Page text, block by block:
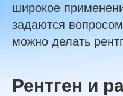
широкое
задаются
можно делать
Рентген и